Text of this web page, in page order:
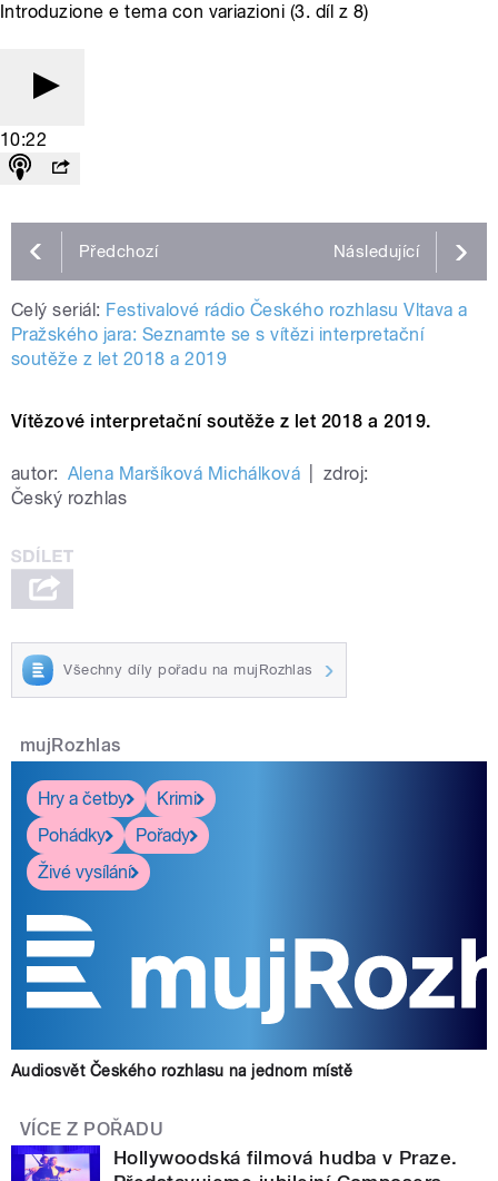
Introduzione e tema con variazioni (3. díl z 8)
10:22
Předchozí Následující
Celý seriál: Festivalové rádio Českého rozhlasu Vltava a
Pražského jara: Seznamte se s vítězi interpretační
soutěže z let 2018 a 2019
Vítězové interpretační soutěže z let 2018 a 2019.
autor: Alena Maršíková Michálková
zdroj:
Český rozhlas
Všechny díly pořadu na mujRozhlas
mujRozhlas
Hry a četby
Krimi
Pohádky
Pořady
Živé vysílání
Audiosvět Českého rozhlasu na jednom místě
VÍCE Z POŘADU
Hollywoodská filmová hudba v Praze.